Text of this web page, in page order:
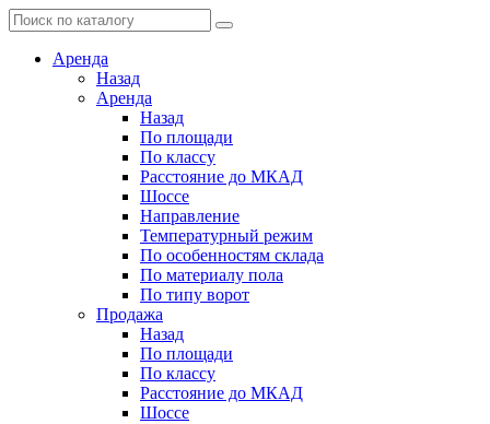
Аренда
Назад
Аренда
Назад
По площади
По классу
Расстояние до МКАД
Шоссе
Направление
Температурный режим
По особенностям склада
По материалу пола
По типу ворот
Продажа
Назад
По площади
По классу
Расстояние до МКАД
Шоссе